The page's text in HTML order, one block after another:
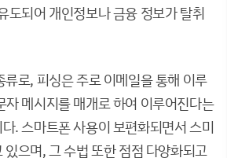
도되어 개인정보나 금융 정보가 탈취
로, 피싱은 주로 이메일을 통해 이루
자 메시지를 매개로 하여 이루어진다는
. 스마트폰 사용이 보편화되면서 스미
있으며, 그 수법 또한 점점 다양화되고